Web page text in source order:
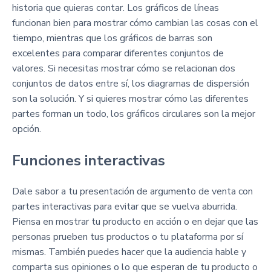
historia que quieras contar. Los gráficos de líneas
funcionan bien para mostrar cómo cambian las cosas con el
tiempo, mientras que los gráficos de barras son
excelentes para comparar diferentes conjuntos de
valores. Si necesitas mostrar cómo se relacionan dos
conjuntos de datos entre sí, los diagramas de dispersión
son la solución. Y si quieres mostrar cómo las diferentes
partes forman un todo, los gráficos circulares son la mejor
opción.
Funciones interactivas
Dale sabor a tu presentación de argumento de venta con
partes interactivas para evitar que se vuelva aburrida.
Piensa en mostrar tu producto en acción o en dejar que las
personas prueben tus productos o tu plataforma por sí
mismas. También puedes hacer que la audiencia hable y
comparta sus opiniones o lo que esperan de tu producto o